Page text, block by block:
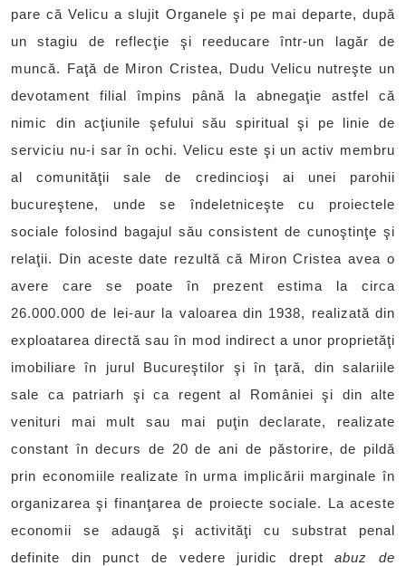
pare că Velicu a slujit Organele şi pe mai departe, după
un stagiu de reflecţie şi reeducare într-un lagăr de
muncă. Faţă de Miron Cristea, Dudu Velicu nutreşte un
devotament filial împins până la abnegaţie astfel că
nimic din acţiunile şefului său spiritual şi pe linie de
serviciu nu-i sar în ochi. Velicu este şi un activ membru
al comunităţii sale de credincioşi ai unei parohii
bucureştene, unde se îndeletniceşte cu proiectele
sociale folosind bagajul său consistent de cunoştinţe şi
relaţii. Din aceste date rezultă că Miron Cristea avea o
avere care se poate în prezent estima la circa
26.000.000 de lei-aur la valoarea din 1938, realizată din
exploatarea directă sau în mod indirect a unor proprietăţi
imobiliare în jurul Bucureştilor şi în ţară, din salariile
sale ca patriarh şi ca regent al României şi din alte
venituri mai mult sau mai puţin declarate, realizate
constant în decurs de 20 de ani de păstorire, de pildă
prin economiile realizate în urma implicării marginale în
organizarea şi finanţarea de proiecte sociale. La aceste
economii se adaugă şi activităţi cu substrat penal
definite din punct de vedere juridic dreptabuz de